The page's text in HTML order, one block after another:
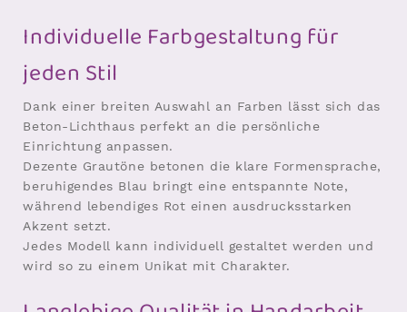
Individuelle Farbgestaltung für
jeden Stil
Dank einer breiten Auswahl an Farben lässt sich das
Beton-Lichthaus perfekt an die persönliche
Einrichtung anpassen.
Dezente Grautöne betonen die klare Formensprache,
beruhigendes Blau bringt eine entspannte Note,
während lebendiges Rot einen ausdrucksstarken
Akzent setzt.
Jedes Modell kann individuell gestaltet werden und
wird so zu einem Unikat mit Charakter.